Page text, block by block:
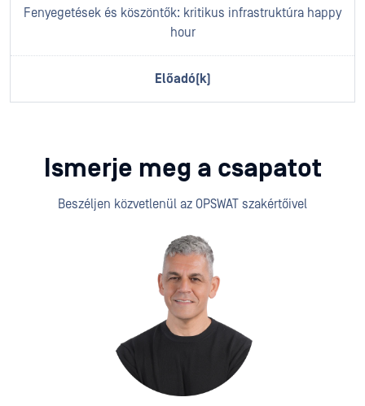
Fenyegetések és köszöntők: kritikus infrastruktúra happy
hour
Ismerje meg a csapatot
Beszéljen közvetlenül az OPSWAT szakértőivel